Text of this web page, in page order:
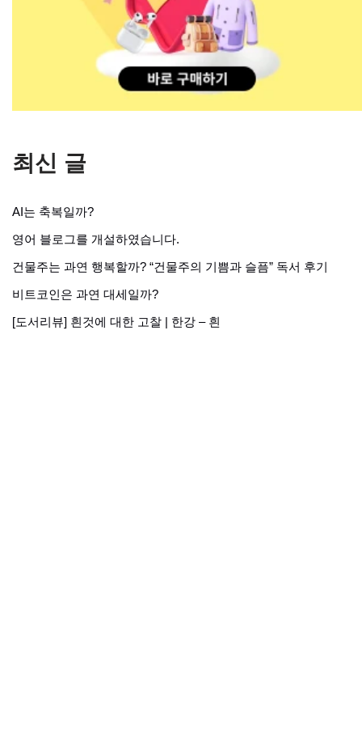
최신 글
AI는 축복일까?
영어 블로그를 개설하였습니다.
건물주는 과연 행복할까? “건물주의 기쁨과 슬픔” 독서 후기
비트코인은 과연 대세일까?
[도서리뷰] 흰것에 대한 고찰 | 한강 – 흰